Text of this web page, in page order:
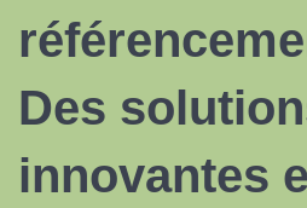
Des
innovantes